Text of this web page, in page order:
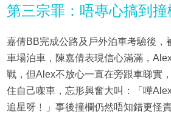
第三宗罪：唔專心搞到撞
嘉倩BB完成公路及戶外泊車考驗後，
車場泊車，陳嘉倩表現信心滿滿，
戰，但Alex不放心一直在旁跟車睇實
住自己㗎車，忘形興奮大叫：「嘩
追星呀﹗」事後撞欄仍然唔知錯更怪